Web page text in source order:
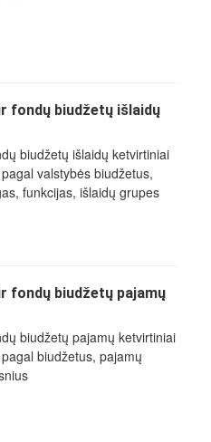
fondų biudžetų išlaidų
biudžetų išlaidų ketvirtiniai
valstybės biudžetus,
funkcijas, išlaidų grupes
fondų biudžetų pajamų
biudžetų pajamų ketvirtiniai
biudžetus, pajamų